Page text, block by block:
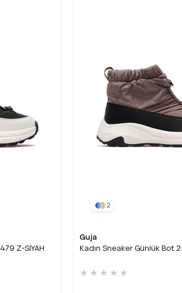
Z-SİYAH
2
Guja
Kadın Sneaker Günlük Bot
★ ★ ★ ★ ★